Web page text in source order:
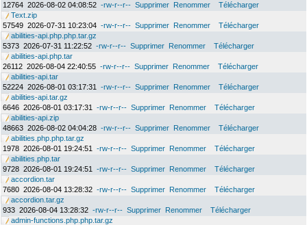
12764 2026-08-02 04:08:52 -rw-r--r-- Supprimer Renommer
Télécharger
Text.zip
57549 2026-07-31 10:23:04 -rw-r--r-- Supprimer Renommer
Télécharger
abilities-api.php.php.tar.gz
5373 2026-07-31 11:22:52 -rw-r--r-- Supprimer Renommer
Télécharger
abilities-api.php.tar
26112 2026-08-04 22:40:55 -rw-r--r-- Supprimer Renommer
Télécharger
abilities-api.tar
52224 2026-08-01 03:17:31 -rw-r--r-- Supprimer Renommer
Télécharger
abilities-api.tar.gz
6646 2026-08-01 03:17:31 -rw-r--r-- Supprimer Renommer
Télécharger
abilities-api.zip
48663 2026-08-02 04:04:28 -rw-r--r-- Supprimer Renommer
Télécharger
abilities.php.php.tar.gz
1978 2026-08-01 19:24:51 -rw-r--r-- Supprimer Renommer
Télécharger
abilities.php.tar
9728 2026-08-01 19:24:51 -rw-r--r-- Supprimer Renommer
Télécharger
accordion.tar
7680 2026-08-04 13:28:32 -rw-r--r-- Supprimer Renommer
Télécharger
accordion.tar.gz
933 2026-08-04 13:28:32 -rw-r--r-- Supprimer Renommer
Télécharger
admin-functions.php.php.tar.gz